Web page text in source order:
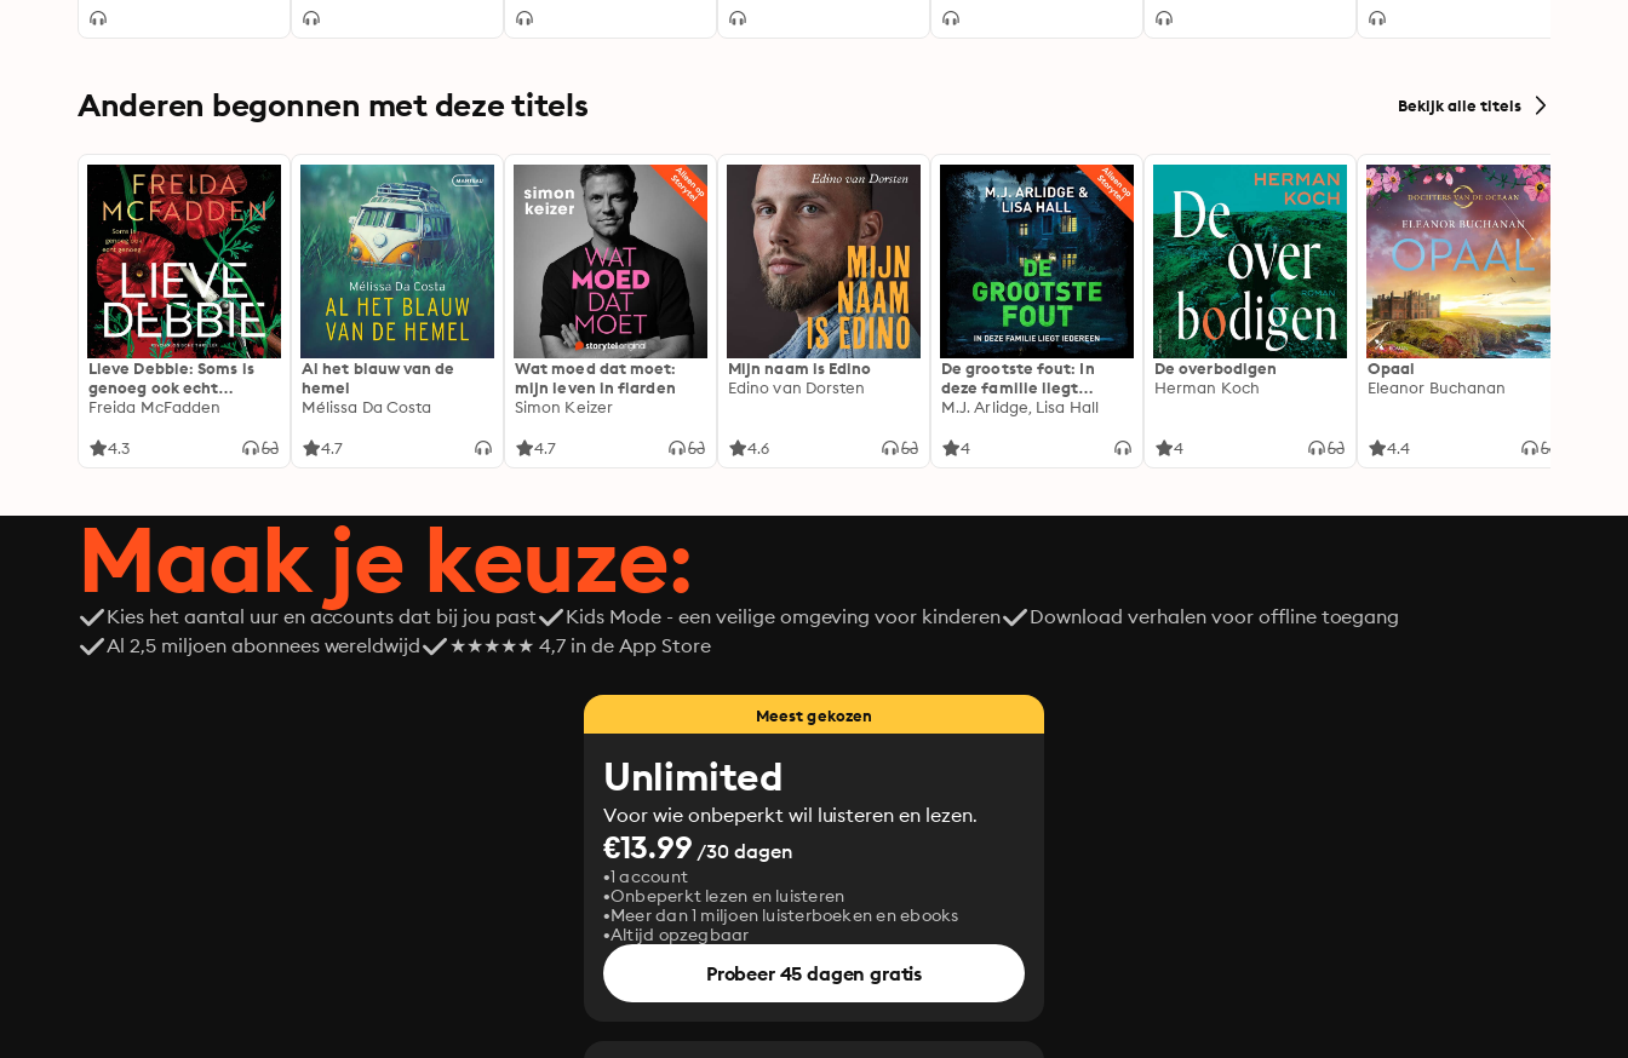
Anderen begonnen met deze titels Bekijk alle titels
Lieve Debbie: Soms is
genoeg ook echt
genoeg...
Freida McFadden
4.3
Al het blauw van de
hemel
Mélissa Da Costa
4.7
Wat moed dat moet:
mijn leven in flarden
Simon Keizer
4.7
Mijn naam is Edino
Edino van Dorsten
4.6
De grootste fout: In
deze familie liegt
iedereen
M.J. Arlidge, Lisa Hall
4
De overbodigen
Herman Koch
4
Opaal
Eleanor Buchanan
4.4
Maak je keuze:
Kies het aantal uur en accounts dat bij jou past Kids Mode - een veilige omgeving voor kinderen
Download verhalen voor offline toegang
Al 2,5 miljoen abonnees wereldwijd
★★★★★ 4,7 in de App Store
Meest gekozen
Unlimited
Voor wie onbeperkt wil luisteren en lezen.
€13.99 /30 dagen
1 account
Onbeperkt lezen en luisteren
Meer dan 1 miljoen luisterboeken en ebooks
Altijd opzegbaar
Probeer 45 dagen gratis